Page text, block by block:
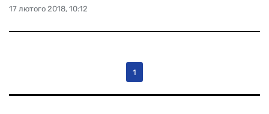
17 лютого 2018, 10:12
1